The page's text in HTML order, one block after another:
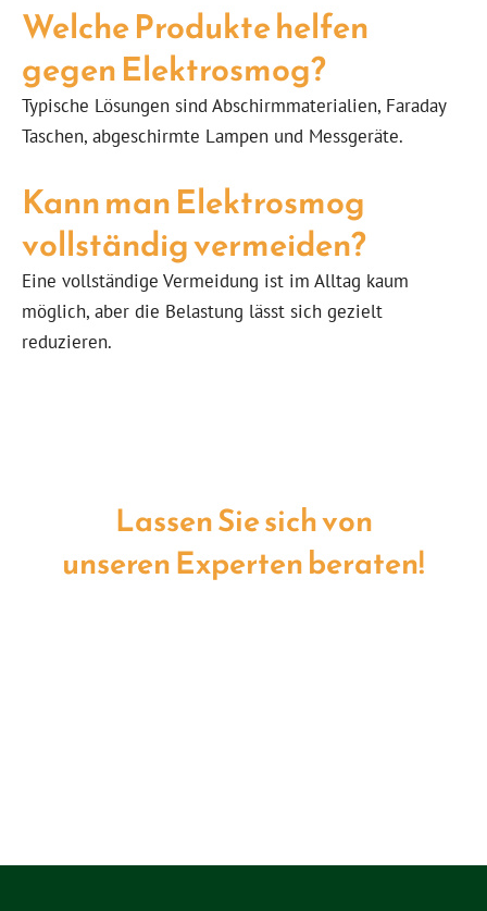
Welche Produkte helfen
gegen Elektrosmog?
Typische Lösungen sind Abschirmmaterialien, Faraday
Taschen, abgeschirmte Lampen und Messgeräte.
Kann man Elektrosmog
vollständig vermeiden?
Eine vollständige Vermeidung ist im Alltag kaum
möglich, aber die Belastung lässt sich gezielt
reduzieren.
Lassen Sie sich von
unseren Experten beraten!